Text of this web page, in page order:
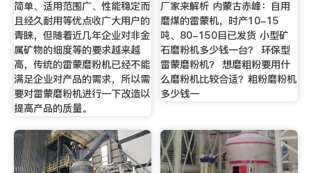
简单、适用范围广、性能稳定而
且经久耐用等优点收广大用户的
青睐，但随着近几年企业对非金
属矿物的细度等的要求越来越
高，传统的雷蒙磨粉机已经不能
满足企业对产品的需求，所以需
要对雷蒙磨粉机进行一下改造以
提高产品的质量。
厂家来解析 内蒙古赤峰：自用
磨煤的雷蒙机，时产10-15
吨、80-150目已发货 小型矿
石磨粉机多少钱一台？ 环保型
雷蒙磨粉机？ 想磨粗粉要用什
么磨粉机比较合适？粗粉磨粉机
多少钱一